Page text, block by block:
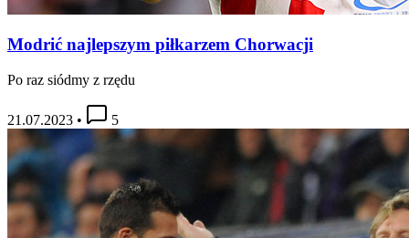
Modrić najlepszym piłkarzem Chorwacji
Po raz siódmy z rzędu
21.07.2023 • 5